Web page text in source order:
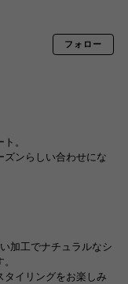
フォロー
。
ズンらしい合わせにな
加工でナチュラルなシ
タイリングをお楽しみ